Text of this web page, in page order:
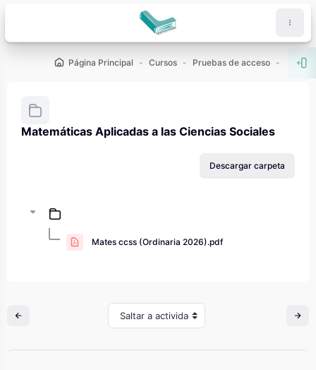
Página Principal Cursos Pruebas de acceso PAU -
Matemáticas Aplicadas a las Ciencias Sociales
Descargar carpeta
Mates ccss (Ordinaria 2026).pdf
Saltar a actividad